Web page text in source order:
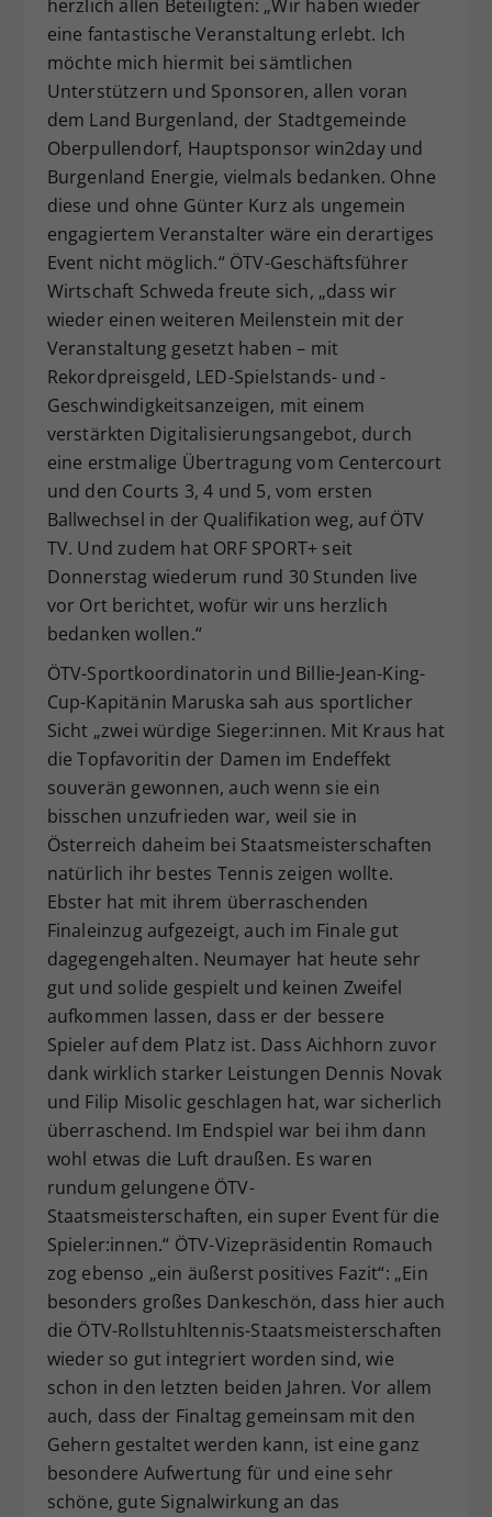
herzlich allen Beteiligten: „Wir haben wieder
eine fantastische Veranstaltung erlebt. Ich
möchte mich hiermit bei sämtlichen
Unterstützern und Sponsoren, allen voran
dem Land Burgenland, der Stadtgemeinde
Oberpullendorf, Hauptsponsor win2day und
Burgenland Energie, vielmals bedanken. Ohne
diese und ohne Günter Kurz als ungemein
engagiertem Veranstalter wäre ein derartiges
Event nicht möglich.“ ÖTV-Geschäftsführer
Wirtschaft Schweda freute sich, „dass wir
wieder einen weiteren Meilenstein mit der
Veranstaltung gesetzt haben – mit
Rekordpreisgeld, LED-Spielstands- und -
Geschwindigkeitsanzeigen, mit einem
verstärkten Digitalisierungsangebot, durch
eine erstmalige Übertragung vom Centercourt
und den Courts 3, 4 und 5, vom ersten
Ballwechsel in der Qualifikation weg, auf ÖTV
TV. Und zudem hat ORF SPORT+ seit
Donnerstag wiederum rund 30 Stunden live
vor Ort berichtet, wofür wir uns herzlich
bedanken wollen.“
ÖTV-Sportkoordinatorin und Billie-Jean-King-
Cup-Kapitänin Maruska sah aus sportlicher
Sicht „zwei würdige Sieger:innen. Mit Kraus hat
die Topfavoritin der Damen im Endeffekt
souverän gewonnen, auch wenn sie ein
bisschen unzufrieden war, weil sie in
Österreich daheim bei Staatsmeisterschaften
natürlich ihr bestes Tennis zeigen wollte.
Ebster hat mit ihrem überraschenden
Finaleinzug aufgezeigt, auch im Finale gut
dagegengehalten. Neumayer hat heute sehr
gut und solide gespielt und keinen Zweifel
aufkommen lassen, dass er der bessere
Spieler auf dem Platz ist. Dass Aichhorn zuvor
dank wirklich starker Leistungen Dennis Novak
und Filip Misolic geschlagen hat, war sicherlich
überraschend. Im Endspiel war bei ihm dann
wohl etwas die Luft draußen. Es waren
rundum gelungene ÖTV-
Staatsmeisterschaften, ein super Event für die
Spieler:innen.“ ÖTV-Vizepräsidentin Romauch
zog ebenso „ein äußerst positives Fazit“: „Ein
besonders großes Dankeschön, dass hier auch
die ÖTV-Rollstuhltennis-Staatsmeisterschaften
wieder so gut integriert worden sind, wie
schon in den letzten beiden Jahren. Vor allem
auch, dass der Finaltag gemeinsam mit den
Gehern gestaltet werden kann, ist eine ganz
besondere Aufwertung für und eine sehr
schöne, gute Signalwirkung an das